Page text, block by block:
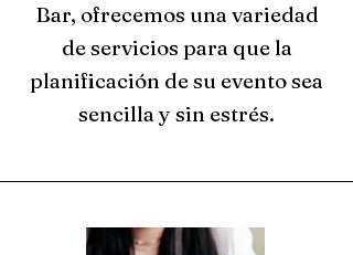
Bar, ofrecemos una variedad
de servicios para que la
planificación de su evento sea
sencilla y sin estrés.